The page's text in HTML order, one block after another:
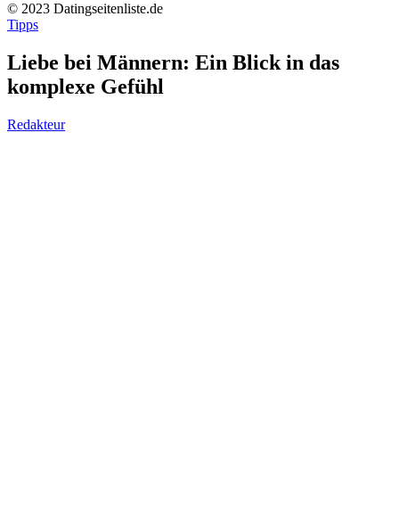
© 2023 Datingseitenliste.de
Tipps
Liebe bei Männern: Ein Blick in das
komplexe Gefühl
Redakteur